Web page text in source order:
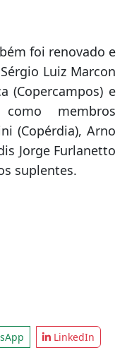
foi renovado e
Luiz Marcon
(Copercampos) e
membros
(Copérdia), Arno
Jorge Furlanetto
suplentes.
LinkedIn